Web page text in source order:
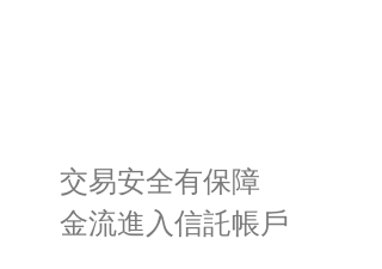
交易安全有保障
金流進入信託帳戶